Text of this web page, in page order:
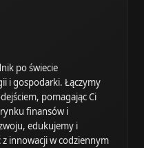
po świecie
i gospodarki. Łączymy
pomagając Ci
finansów i
edukujemy i
innowacji w codziennym